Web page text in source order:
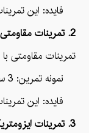
فایده: این
2. تمرینات مقاومتی با تکرار بالا (High-Rep Resistance Training)
تمرینات مقاومتی
نمونه تمرین: 3 ست با 15-20 تکرار از حرکاتی مانند اسکوات، لانگز، پلانک، و کرانچ.
فایده: این
3. تمرینات ایزومتریک (Isometric Exercises)